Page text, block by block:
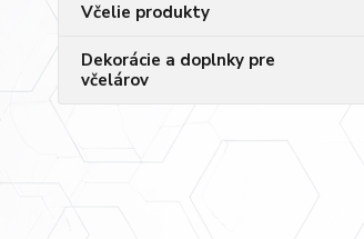
Včelie produkty
Dekorácie a doplnky pre
včelárov